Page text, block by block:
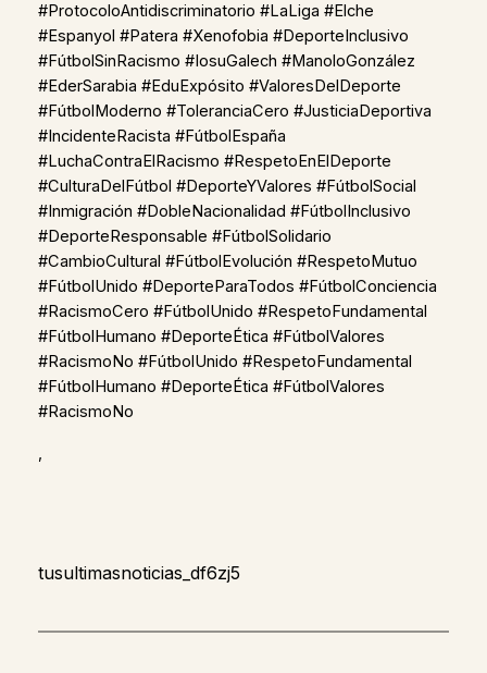
#ProtocoloAntidiscriminatorio #LaLiga #Elche
#Espanyol #Patera #Xenofobia #DeporteInclusivo
#FútbolSinRacismo #IosuGalech #ManoloGonzález
#EderSarabia #EduExpósito #ValoresDelDeporte
#FútbolModerno #ToleranciaCero #JusticiaDeportiva
#IncidenteRacista #FútbolEspaña
#LuchaContraElRacismo #RespetoEnElDeporte
#CulturaDelFútbol #DeporteYValores #FútbolSocial
#Inmigración #DobleNacionalidad #FútbolInclusivo
#DeporteResponsable #FútbolSolidario
#CambioCultural #FútbolEvolución #RespetoMutuo
#FútbolUnido #DeporteParaTodos #FútbolConciencia
#RacismoCero #FútbolUnido #RespetoFundamental
#FútbolHumano #DeporteÉtica #FútbolValores
#RacismoNo #FútbolUnido #RespetoFundamental
#FútbolHumano #DeporteÉtica #FútbolValores
#RacismoNo
,
tusultimasnoticias_df6zj5